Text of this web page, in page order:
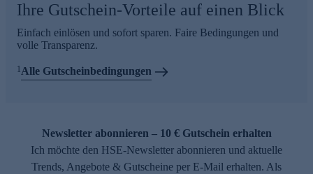
Ihre Gutschein-Vorteile auf einen Blick
Einfach einlösen und sofort sparen. Faire Bedingungen und
volle Transparenz.
1 Alle Gutscheinbedingungen
Newsletter abonnieren – 10 € Gutschein erhalten
Ich möchte den HSE-Newsletter abonnieren und aktuelle
Trends, Angebote & Gutscheine per E-Mail erhalten. Als